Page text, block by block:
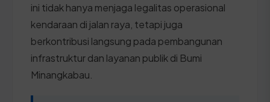
ini tidak hanya menjaga legalitas operasional
kendaraan di jalan raya, tetapi juga
berkontribusi langsung pada pembangunan
infrastruktur dan layanan publik di Bumi
Minangkabau.